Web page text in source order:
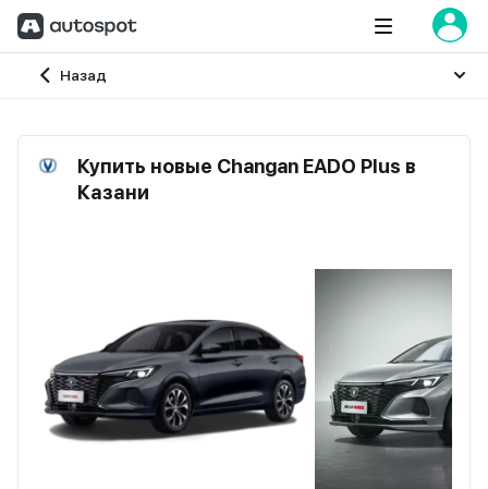
Назад
Главная
Купить новые Changan EADO Plus в
Казани